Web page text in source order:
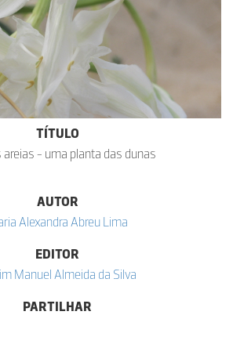
TÍTULO
areias - uma planta das dunas
AUTOR
Alexandra Abreu Lima
EDITOR
Manuel Almeida da Silva
PARTILHAR